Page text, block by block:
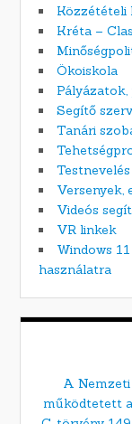
Közzétételi
Kréta –
Ökoiskola
Segítő
Tanári
Testnevelés
Versenyek,
Videós
VR linkek
Windows
használatra
A
működtetett